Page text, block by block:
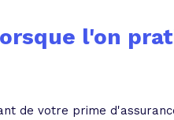
l'on
de votre prime